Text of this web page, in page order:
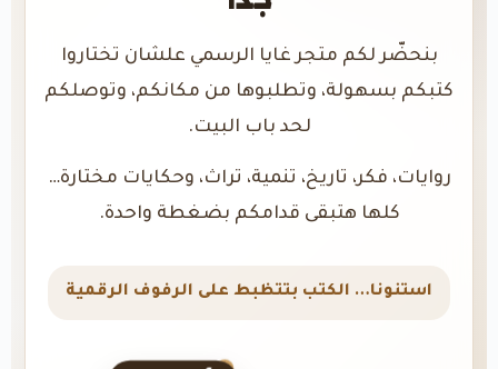
بنحضّر لكم متجر غايا الرسمي علشان تختاروا
كتبكم بسهولة، وتطلبوها من مكانكم، وتوصلكم
لحد باب البيت.
روايات، فكر، تاريخ، تنمية، تراث، وحكايات مختارة…
كلها هتبقى قدامكم بضغطة واحدة.
استنونا… الكتب بتتظبط على الرفوف الرقمية